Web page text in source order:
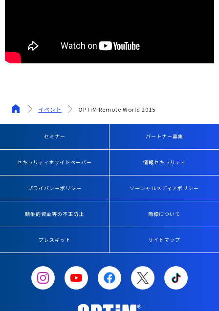
イベント OPTiM Remote World 2015
セミナー パートナー募集
セキュリティホワイトペーパー 情報セキュリティ
プライバシーポリシー ソーシャルメディアポリシー
競争的資金等の不正防止 商標について
プレスキット サイトマップ